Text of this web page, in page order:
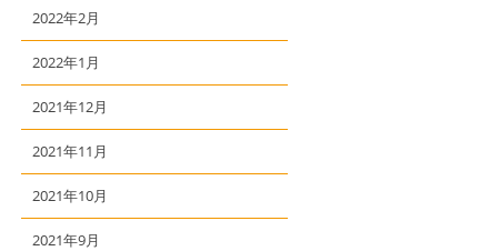
2022年2月
2022年1月
2021年12月
2021年11月
2021年10月
2021年9月